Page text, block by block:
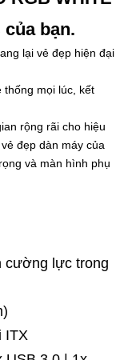
bạn.
lại vẻ đẹp hiện đại
thống mọi lúc, kết
rộng rãi cho hiệu
đẹp dàn máy của
và màn hình phụ
cường lực trong
ITX